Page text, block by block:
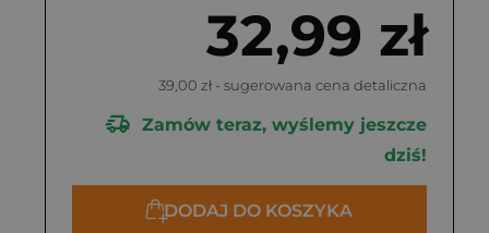
32,99 zł
39,00 zł - sugerowana cena detaliczna
Zamów teraz, wyślemy jeszcze
dziś!
DODAJ DO KOSZYKA